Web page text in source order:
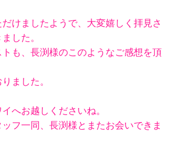
けましたようで、大変嬉しく拝見さ
した。
も、長渕様のこのようなご感想を頂
ました。
へお越しくださいね。
ッフ一同、長渕様とまたお会いできま